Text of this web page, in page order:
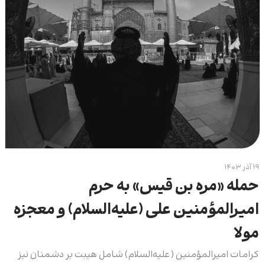
۱۹ آذر ۱۴۰۳
حمله «مره بن قیس» به حرم
امیرالمؤمنین علی (علیه‌السلام) و معجزه
مولا
کرامات امیرالمؤمنین (علیه‌السلام) شامل هیبت بر دشمنان نیز